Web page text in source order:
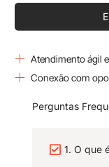
Atendimento ágil
Conexão com
Perguntas
1. O que